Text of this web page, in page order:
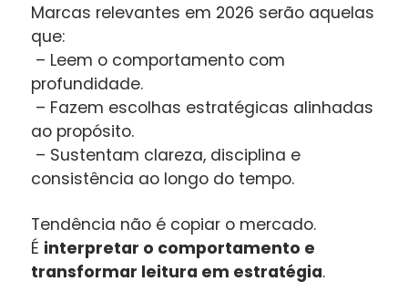
Marcas relevantes em 2026 serão aquelas
que:
– Leem o comportamento com
profundidade.
– Fazem escolhas estratégicas alinhadas
ao propósito.
– Sustentam clareza, disciplina e
consistência ao longo do tempo.
Tendência não é copiar o mercado.
É interpretar o comportamento e
transformar leitura em estratégia.